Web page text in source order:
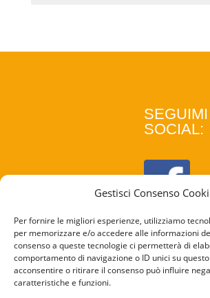
Gestisci Consenso
Per fornire le migliori esperienze, utilizziamo
per memorizzare e/o accedere alle informazioni
consenso a queste tecnologie ci permetterà di
comportamento di navigazione o ID unici su
acconsentire o ritirare il consenso può influire
caratteristiche e funzioni.
SOCIAL: